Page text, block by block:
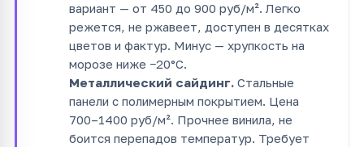
вариант — от 450 до 900 руб/м². Легко
режется, не ржавеет, доступен в десятках
цветов и фактур. Минус — хрупкость на
морозе ниже −20°C.
Металлический сайдинг. Стальные
панели с полимерным покрытием. Цена
700–1400 руб/м². Прочнее винила, не
боится перепадов температур. Требует